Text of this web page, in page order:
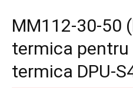
MM112-30-50
termica
termica DPU-